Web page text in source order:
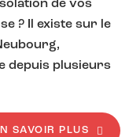
de vos
? Il existe sur le
depuis plusieurs
SAVOIR PLUS